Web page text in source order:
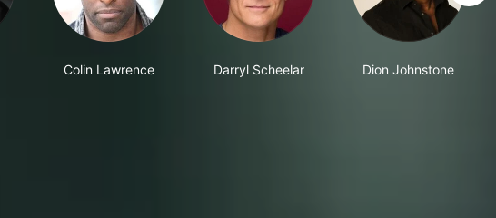
Colin Lawrence Darryl Scheelar Dion Johnstone